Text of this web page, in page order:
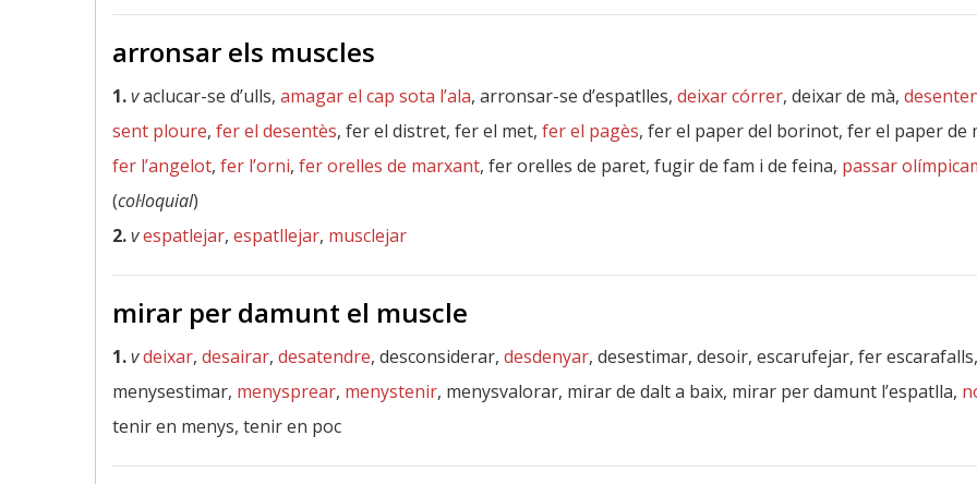
arronsar els muscles
1.vaclucar-se d’ulls, amagar el cap sota l’ala, arronsar-se d’espatlles, deixar córrer, deixar de mà,
sent ploure, fer el desentès, fer el distret, fer el met, fer el pagès, fer el paper del borinot, fer el paper de
fer l’angelot, fer l’orni, fer orelles de marxant, fer orelles de paret, fugir de fam i de feina, passar
(col·loquial)
2.vespatlejar, espatllejar, musclejar
mirar per damunt el muscle
1.vdeixar, desairar, desatendre, desconsiderar, desdenyar, desestimar, desoir, escarufejar, fer
menysestimar, menysprear, menystenir, menysvalorar, mirar de dalt a baix, mirar per damunt l’espatlla,
tenir en menys, tenir en poc